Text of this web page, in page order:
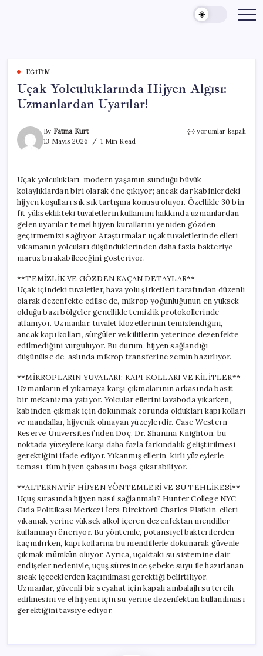
content
EĞITIM
Uçak Yolculuklarında Hijyen Algısı:
Uzmanlardan Uyarılar!
By Fatma Kurt
13 Mayıs 2026
1 Min Read
Uçak
Uyarılar!
için
yorumlar kapalı
Uçak yolculukları, modern yaşamın sunduğu büyük
kolaylıklardan biri olarak öne çıkıyor; ancak dar kabinlerdeki
hijyen koşulları sık sık tartışma konusu oluyor. Özellikle 30 bin
fit yükseklikteki tuvaletlerin kullanımı hakkında uzmanlardan
gelen uyarılar, temel hijyen kurallarını yeniden gözden
geçirmemizi sağlıyor. Araştırmalar, uçak tuvaletlerinde elleri
yıkamanın yolcuları düşündüklerinden daha fazla bakteriye
maruz bırakabileceğini gösteriyor.
**TEMİZLİK VE GÖZDEN KAÇAN DETAYLAR**
Uçak içindeki tuvaletler, hava yolu şirketleri tarafından düzenli
olarak dezenfekte edilse de, mikrop yoğunluğunun en yüksek
olduğu bazı bölgeler genellikle temizlik protokollerinde
atlanıyor. Uzmanlar, tuvalet klozetlerinin temizlendiğini,
ancak kapı kolları, sürgüler ve kilitlerin yeterince dezenfekte
edilmediğini vurguluyor. Bu durum, hijyen sağlandığı
düşünülse de, aslında mikrop transferine zemin hazırlıyor.
**MİKROPLARIN YUVALARI: KAPI KOLLARI VE KİLİTLER**
Uzmanların el yıkamaya karşı çıkmalarının arkasında basit
bir mekanizma yatıyor. Yolcular ellerini lavaboda yıkarken,
kabinden çıkmak için dokunmak zorunda oldukları kapı kolları
ve mandallar, hijyenik olmayan yüzeylerdir. Case Western
Reserve Üniversitesi’nden Doç. Dr. Shanina Knighton, bu
noktada yüzeylere karşı daha fazla farkındalık geliştirilmesi
gerektiğini ifade ediyor. Yıkanmış ellerin, kirli yüzeylerle
teması, tüm hijyen çabasını boşa çıkarabiliyor.
**ALTERNATİF HİJYEN YÖNTEMLERİ VE SU TEHLİKESİ**
Uçuş sırasında hijyen nasıl sağlanmalı? Hunter College NYC
Gıda Politikası Merkezi İcra Direktörü Charles Platkin, elleri
yıkamak yerine yüksek alkol içeren dezenfektan mendiller
kullanmayı öneriyor. Bu yöntemle, potansiyel bakterilerden
kaçınılırken, kapı kollarına bu mendillerle dokunarak güvenle
çıkmak mümkün oluyor. Ayrıca, uçaktaki su sistemine dair
endişeler nedeniyle, uçuş süresince şebeke suyu ile hazırlanan
sıcak içeceklerden kaçınılması gerektiği belirtiliyor.
Uzmanlar, güvenli bir seyahat için kapalı ambalajlı su tercih
edilmesini ve el hijyeni için su yerine dezenfektan kullanılması
gerektiğini tavsiye ediyor.